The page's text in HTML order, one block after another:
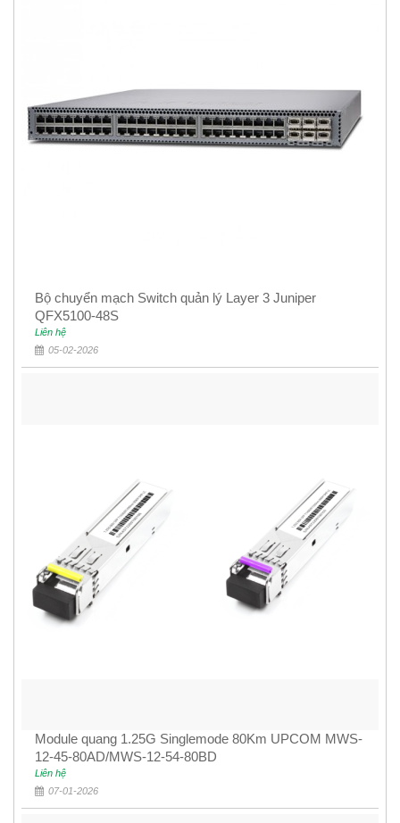
Bộ chuyển mạch Switch quản lý Layer 3 Juniper
QFX5100-48S
Liên hệ
05-02-2026
Module quang 1.25G Singlemode 80Km UPCOM MWS-
12-45-80AD/MWS-12-54-80BD
Liên hệ
07-01-2026